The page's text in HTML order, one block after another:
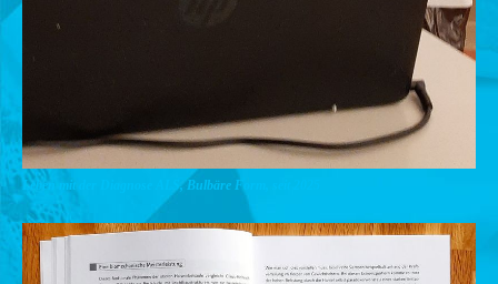
Leben mit der Diagnose ALS, Bulbäre Form, seit 2025